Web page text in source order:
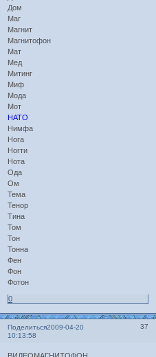
Дом
Маг
Магнит
Магнитофон
Мат
Мед
Митинг
Миф
Мода
Мот
НАТО
Нимфа
Нога
Ногти
Нота
Ода
Ом
Тема
Тенор
Тина
Том
Тон
Тонна
Фен
Фон
Фотон
0
Поделиться 37
2009-04-20
10:13:58